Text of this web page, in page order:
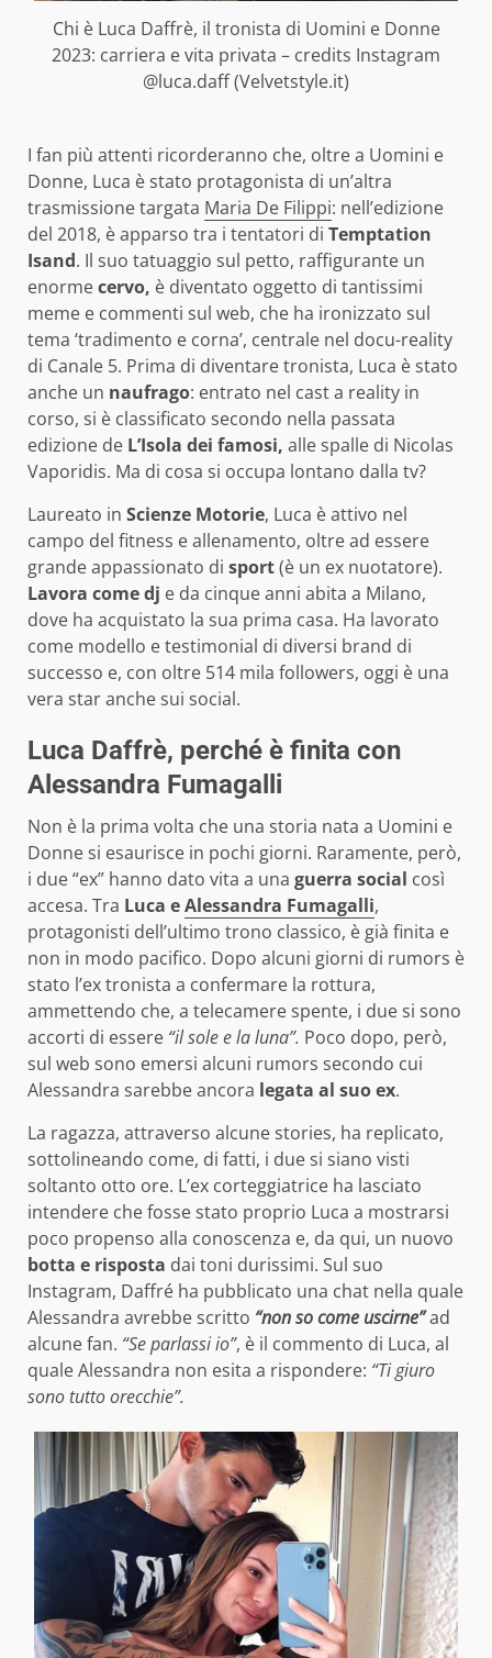
Chi è Luca Daffrè, il tronista di Uomini e Donne
2023: carriera e vita privata – credits Instagram
@luca.daff (Velvetstyle.it)
I fan più attenti ricorderanno che, oltre a Uomini e
Donne, Luca è stato protagonista di un’altra
trasmissione targata Maria De Filippi: nell’edizione
del 2018, è apparso tra i tentatori di Temptation
Isand. Il suo tatuaggio sul petto, raffigurante un
enormecervo, è diventato oggetto di tantissimi
meme e commenti sul web, che ha ironizzato sul
tema ‘tradimento e corna’, centrale nel docu-reality
di Canale 5. Prima di diventare tronista, Luca è stato
anche un naufrago: entrato nel cast a reality in
corso, si è classificato secondo nella passata
edizione de L’Isola dei famosi, alle spalle di Nicolas
Vaporidis. Ma di cosa si occupa lontano dalla tv?
Laureato in Scienze Motorie, Luca è attivo nel
campo del fitness e allenamento, oltre ad essere
grande appassionato di sport(è un ex nuotatore).
Lavora come dj e da cinque anni abita a Milano,
dove ha acquistato la sua prima casa. Ha lavorato
come modello e testimonial di diversi brand di
successo e, con oltre 514 mila followers, oggi è una
vera star anche sui social.
Luca Daffrè, perché è finita con
Alessandra Fumagalli
Non è la prima volta che una storia nata a Uomini e
Donne si esaurisce in pochi giorni. Raramente, però,
i due “ex” hanno dato vita a una guerra social così
accesa. Tra Luca eAlessandra Fumagalli,
protagonisti dell’ultimo trono classico, è già finita e
non in modo pacifico. Dopo alcuni giorni di rumors è
stato l’ex tronista a confermare la rottura,
ammettendo che, a telecamere spente, i due si sono
accorti di essere “il sole e la luna”. Poco dopo, però,
sul web sono emersi alcuni rumors secondo cui
Alessandra sarebbe ancora legata al suo ex.
La ragazza, attraverso alcune stories, ha replicato,
sottolineando come, di fatti, i due si siano visti
soltanto otto ore. L’ex corteggiatrice ha lasciato
intendere che fosse stato proprio Luca a mostrarsi
poco propenso alla conoscenza e, da qui, un nuovo
botta e risposta dai toni durissimi. Sul suo
Instagram, Daffré ha pubblicato una chat nella quale
Alessandra avrebbe scritto “non so come uscirne”ad
alcune fan. “Se parlassi io”, è il commento di Luca, al
quale Alessandra non esita a rispondere: “Ti giuro
sono tutto orecchie”.